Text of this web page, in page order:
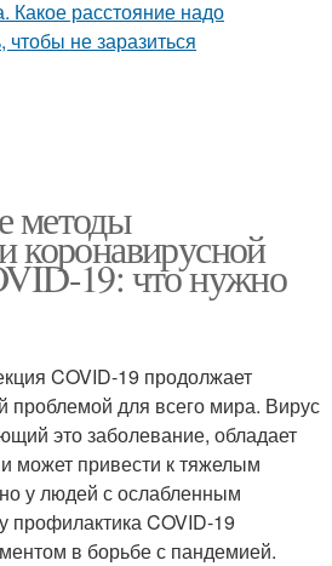
методы
коронавирусной
19: что нужно
COVID-19 продолжает
проблемой для всего мира. Вирус
это заболевание, обладает
может привести к тяжелым
у людей с ослабленным
профилактика COVID-19
в борьбе с пандемией.